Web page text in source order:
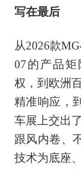
写在最后
从2026款
07的产品
权，到欧洲
精准响应，
车展上交出
跟风内卷、
技术为底座